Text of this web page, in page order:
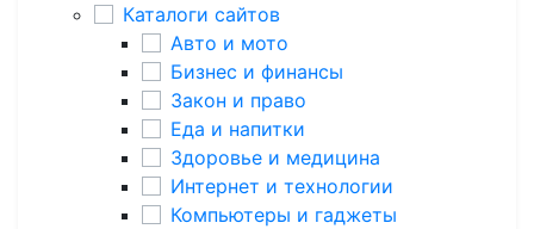
Каталоги сайтов
Авто и мото
Бизнес и финансы
Закон и право
Еда и напитки
Здоровье и медицина
Интернет и технологии
Компьютеры и гаджеты